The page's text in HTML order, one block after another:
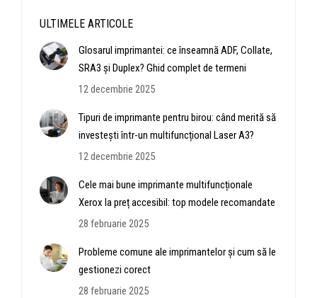
ULTIMELE ARTICOLE
Glosarul imprimantei: ce înseamnă ADF, Collate,
SRA3 și Duplex? Ghid complet de termeni
12 decembrie 2025
Tipuri de imprimante pentru birou: când merită să
investești într-un multifuncțional Laser A3?
12 decembrie 2025
Cele mai bune imprimante multifuncționale
Xerox la preț accesibil: top modele recomandate
28 februarie 2025
Probleme comune ale imprimantelor și cum să le
gestionezi corect
28 februarie 2025